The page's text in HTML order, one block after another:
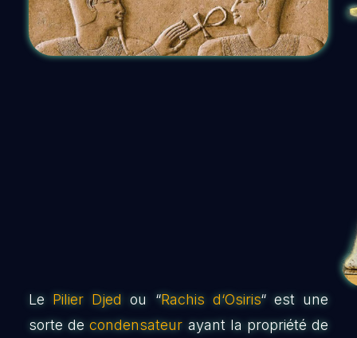
Le Pilier Djed ou “Rachis d‘Osiris“ est une
sorte decondensateur ayant la propriété de